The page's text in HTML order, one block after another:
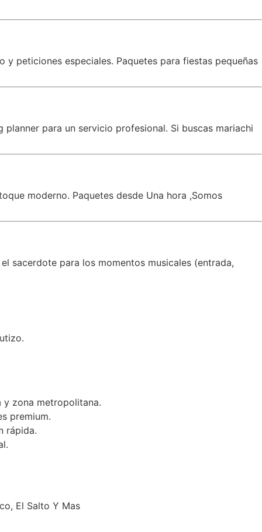
peticiones especiales. Paquetes para fiestas pequeñas
para un servicio profesional. Si buscas mariachi
moderno. Paquetes desde Una hora ,Somos
sacerdote para los momentos musicales (entrada,
y zona metropolitana.
premium.
rápida.
El Salto Y Mas